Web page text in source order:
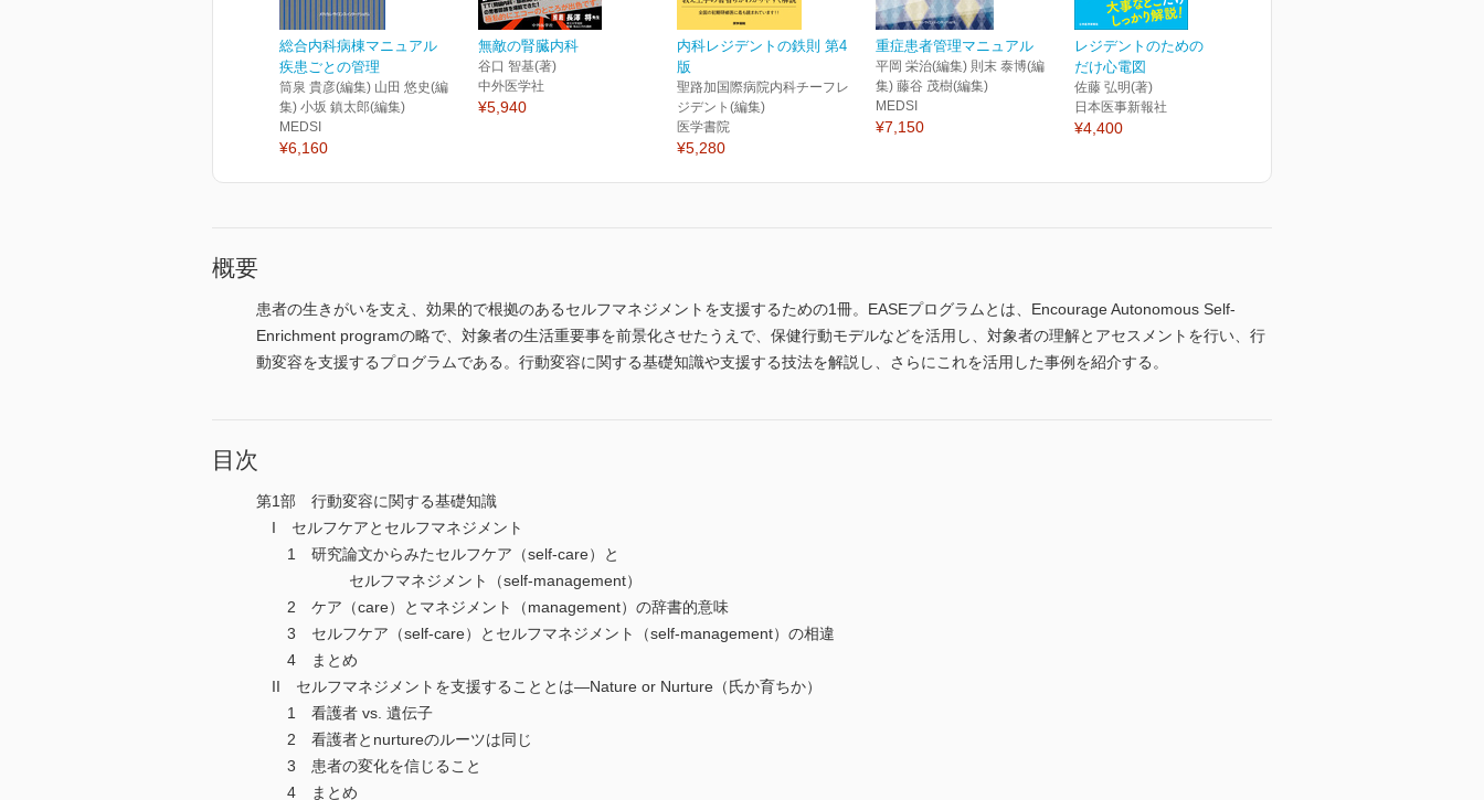
総合内科病棟マニュアル
疾患ごとの管理
筒泉 貴彦(編集) 山田 悠史(編
集) 小坂 鎮太郎(編集)
MEDSI
¥6,160
無敵の腎臓内科
谷口 智基(著)
中外医学社
¥5,940
内科レジデントの鉄則 第4
版
聖路加国際病院内科チーフレ
ジデント(編集)
医学書院
¥5,280
重症患者管理マニュアル
平岡 栄治(編集) 則末 泰博(編
集) 藤谷 茂樹(編集)
MEDSI
¥7,150
レジデントのための これ
だけ心電図
佐藤 弘明(著)
日本医事新報社
¥4,400
概要
患者の生きがいを支え、効果的で根拠のあるセルフマネジメントを支援するための1冊。EASEプログラムとは、Encourage Autonomous Self-
Enrichment programの略で、対象者の生活重要事を前景化させたうえで、保健行動モデルなどを活用し、対象者の理解とアセスメントを行い、行
動変容を支援するプログラムである。行動変容に関する基礎知識や支援する技法を解説し、さらにこれを活用した事例を紹介する。
目次
第1部 行動変容に関する基礎知識
I セルフケアとセルフマネジメント
1 研究論文からみたセルフケア（self-care）と
セルフマネジメント（self-management）
2 ケア（care）とマネジメント（management）の辞書的意味
3 セルフケア（self-care）とセルフマネジメント（self-management）の相違
4 まとめ
II セルフマネジメントを支援することとは―Nature or Nurture（氏か育ちか）
1 看護者 vs. 遺伝子
2 看護者とnurtureのルーツは同じ
3 患者の変化を信じること
4 まとめ